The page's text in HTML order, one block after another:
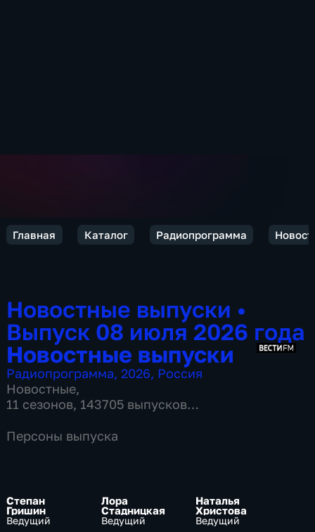
Главная Каталог Радиопрограмма
Новостные выпуски •
Выпуск 08 июля 2026 года
Новостные выпуски
Радиопрограмма,2026, Россия
Новостные,
11 сезонов, 143705 выпусков
Персоны выпуска
Степан
Гришин
Ведущий
Лора
Стадницкая
Ведущий
Наталья
Христова
Ведущий